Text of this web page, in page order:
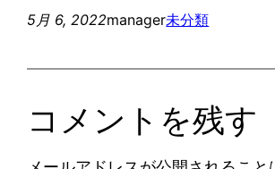
5月 6, 2022manager未分類
コメントを残す